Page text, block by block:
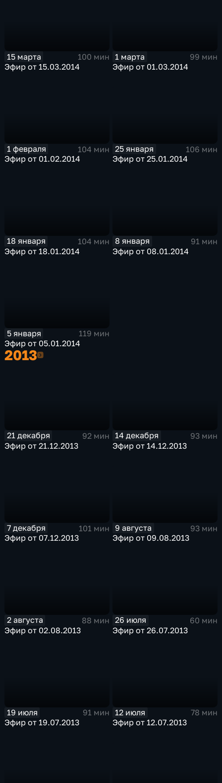
15 марта
100 мин
Эфир от 15.03.2014
1 марта
99 мин
Эфир от 01.03.2014
1 февраля
104 мин
Эфир от 01.02.2014
25 января
106 мин
Эфир от 25.01.2014
18 января
104 мин
Эфир от 18.01.2014
8 января
91 мин
Эфир от 08.01.2014
5 января
119 мин
Эфир от 05.01.2014
20132013
21 декабря
92 мин
Эфир от 21.12.2013
14 декабря
93 мин
Эфир от 14.12.2013
7 декабря
101 мин
Эфир от 07.12.2013
9 августа
93 мин
Эфир от 09.08.2013
2 августа
88 мин
Эфир от 02.08.2013
26 июля
60 мин
Эфир от 26.07.2013
19 июля
91 мин
Эфир от 19.07.2013
12 июля
78 мин
Эфир от 12.07.2013